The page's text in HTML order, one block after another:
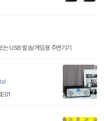
USB 발송/게임용 주변기기